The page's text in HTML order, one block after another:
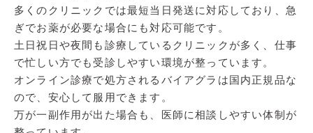
多くのクリニックでは最短当日発送に対応しており、急
ぎでお薬が必要な場合にも対応可能です。
土日祝日や夜間も診療しているクリニックが多く、仕事
で忙しい方でも受診しやすい環境が整っています。
オンライン診療で処方されるバイアグラは国内正規品な
ので、安心して服用できます。
万が一副作用が出た場合も、医師に相談しやすい体制が